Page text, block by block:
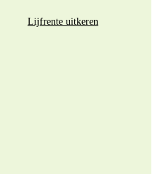
Lijfrente uitkeren